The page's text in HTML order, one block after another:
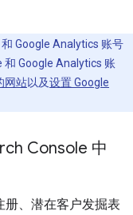
Google Analytics 账号
Google Analytics 账
网站以及设置 Google
Console 中
、潜在客户发掘表